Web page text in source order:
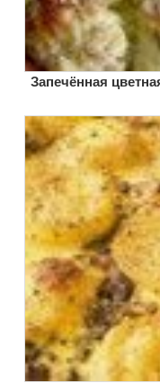
Запечённая